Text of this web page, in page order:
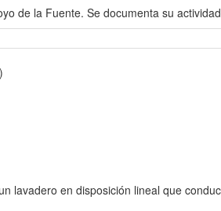
de la Fuente. Se documenta su
)
lavadero en disposición lineal que